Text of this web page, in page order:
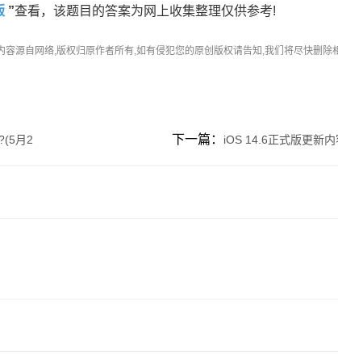
”查看，该题目的答案为网上收集整理仅供参考!
容源自网络,版权归原作者所有,如有侵犯您的原创版权请告知,我们将尽快删除
月2 下一篇： iOS 14.6正式版更新内